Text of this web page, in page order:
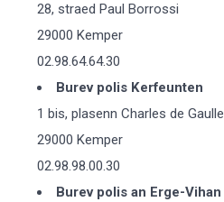
28, straed Paul Borrossi
29000 Kemper
02.98.64.64.30
Burev polis Kerfeunten
1 bis, plasenn Charles de Gaulle
29000 Kemper
02.98.98.00.30
Burev polis an Erge-Vihan